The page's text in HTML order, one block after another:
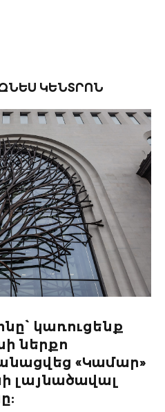
ԿԵՆՏՐՈՆ
կառուցենք
ներքո
«Կամար»
լայնածավալ